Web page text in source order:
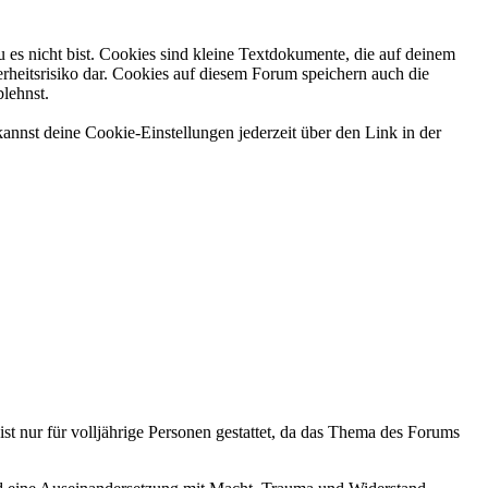
nicht bist. Cookies sind kleine Textdokumente, die auf deinem
dar. Cookies auf diesem Forum speichern auch die
deine Cookie-Einstellungen jederzeit über den Link in der
nur für volljährige Personen gestattet, da das Thema des Forums